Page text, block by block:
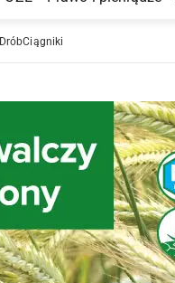
DróbCiągniki